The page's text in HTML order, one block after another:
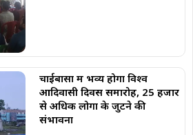
चाईबासा में भव्य होगा विश्व
आदिवासी दिवस समारोह, 25 हजार
से अधिक लोगों के जुटने की
संभावना